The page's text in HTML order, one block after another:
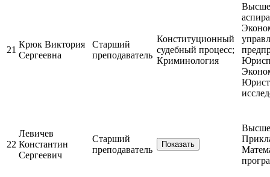
21
Крюк Виктория
Сергеевна
Старший
преподаватель
Конституционный
судебный процесс;
Криминология
22
Левичев
Константин
Сергеевич
Старший
преподаватель
Показать